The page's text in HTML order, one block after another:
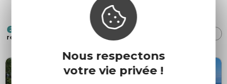
Nous respectons
votre vie privée !
6
résultats
TRI :
ALÉATOIRE